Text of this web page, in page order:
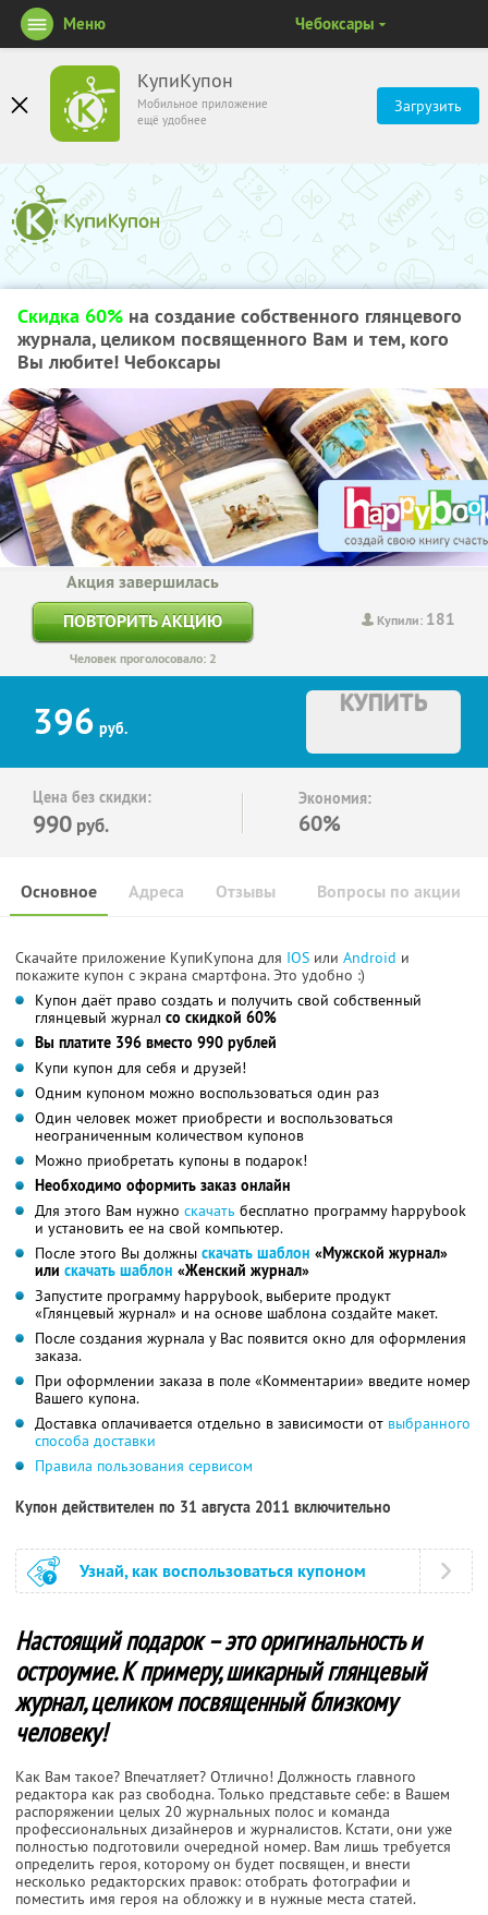
КупиКупон
Мобильное приложение
ещё удобнее
Загрузить
Меню Чебоксары
Скидка 60% на создание собственного глянцевого
журнала, целиком посвященного Вам и тем, кого
Вы любите! Чебоксары
Купили: 181
Акция завершилась
ПОВТОРИТЬ АКЦИЮ
Человек проголосовало: 2
396 руб.
КУПИТЬ
Цена без скидки:
990 руб.
Экономия:
60%
Основное Отзывы Вопросы по акции
Адреса
Скачайте приложение КупиКупона для IOS или Android и
покажите купон с экрана смартфона. Это удобно :)
Купон даёт право создать и получить свой собственный
глянцевый журнал со скидкой 60%
Вы платите 396 вместо 990 рублей
Купи купон для себя и друзей!
Одним купоном можно воспользоваться один раз
Один человек может приобрести и воспользоваться
неограниченным количеством купонов
Можно приобретать купоны в подарок!
Необходимо оформить заказ онлайн
Для этого Вам нужно скачать бесплатно программу happybook
и установить ее на свой компьютер.
После этого Вы должны скачать шаблон «Мужской журнал»
или скачать шаблон «Женский журнал»
Запустите программу happybook, выберите продукт
«Глянцевый журнал» и на основе шаблона создайте макет.
После создания журнала у Вас появится окно для оформления
заказа.
При оформлении заказа в поле «Комментарии» введите номер
Вашего купона.
Доставка оплачивается отдельно в зависимости от выбранного
способа доставки
Правила пользования сервисом
Купон действителен по 31 августа 2011 включительно
Узнай, как воспользоваться купоном
Настоящий подарок – это оригинальность и
остроумие. К примеру, шикарный глянцевый
журнал, целиком посвященный близкому
человеку!
Как Вам такое? Впечатляет? Отлично! Должность главного
редактора как раз свободна. Только представьте себе: в Вашем
распоряжении целых 20 журнальных полос и команда
профессиональных дизайнеров и журналистов. Кстати, они уже
полностью подготовили очередной номер. Вам лишь требуется
определить героя, которому он будет посвящен, и внести
несколько редакторских правок: отобрать фотографии и
поместить имя героя на обложку и в нужные места статей.